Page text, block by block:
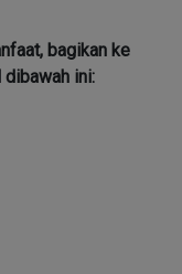
bagikan ke
ini: